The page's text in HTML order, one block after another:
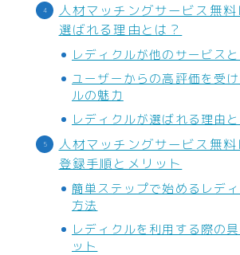
オリジナルギフト
結婚・恋愛
恋愛
ウエディング
グルメ・食品
グルメ予約
人材マッチングサービス無
選ばれる理由とは？
レディクルが他のサービス
ユーザーからの高評価を受
ルの魅力
レディクルが選ばれる理由
人材マッチングサービス無料
登録手順とメリット
簡単ステップで始めるレデ
方法
レディクルを利用する際の
ット